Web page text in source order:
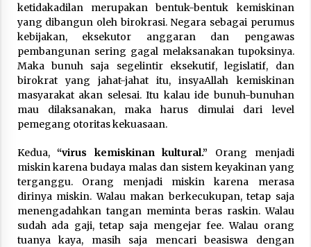
ketidakadilan merupakan bentuk-bentuk kemiskinan
yang dibangun oleh birokrasi. Negara sebagai perumus
kebijakan, eksekutor anggaran dan pengawas
pembangunan sering gagal melaksanakan tupoksinya.
Maka bunuh saja segelintir eksekutif, legislatif, dan
birokrat yang jahat-jahat itu, insyaAllah kemiskinan
masyarakat akan selesai. Itu kalau ide bunuh-bunuhan
mau dilaksanakan, maka harus dimulai dari level
pemegang otoritas kekuasaan.
Kedua,“virus kemiskinan kultural.” Orang menjadi
miskin karena budaya malas dan sistem keyakinan yang
terganggu. Orang menjadi miskin karena merasa
dirinya miskin. Walau makan berkecukupan, tetap saja
menengadahkan tangan meminta beras raskin. Walau
sudah ada gaji, tetap saja mengejar fee. Walau orang
tuanya kaya, masih saja mencari beasiswa dengan